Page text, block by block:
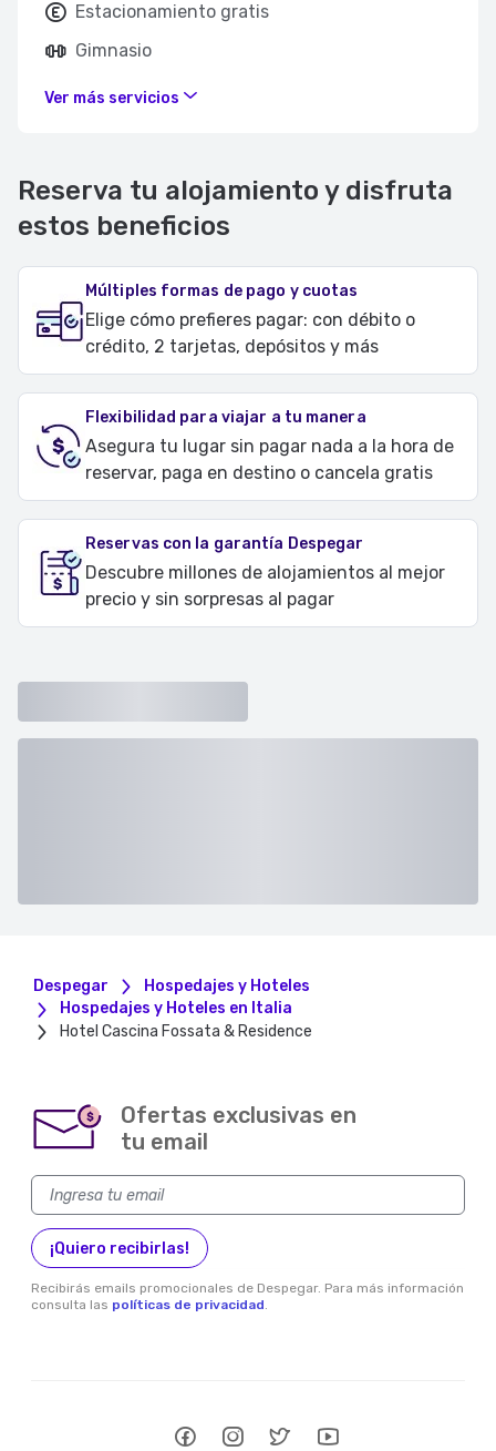
Estacionamiento gratis
Gimnasio
Ver más servicios
Reserva tu alojamiento y disfruta
estos beneficios
Múltiples formas de pago y cuotas
Elige cómo prefieres pagar: con débito o
crédito, 2 tarjetas, depósitos y más
Flexibilidad para viajar a tu manera
Asegura tu lugar sin pagar nada a la hora de
reservar, paga en destino o cancela gratis
Reservas con la garantía Despegar
Descubre millones de alojamientos al mejor
precio y sin sorpresas al pagar
Despegar
Hospedajes y Hoteles
Hospedajes y Hoteles en Italia
Hotel Cascina Fossata & Residence
$
Ofertas exclusivas en
tu email
¡Quiero recibirlas!
Recibirás emails promocionales de Despegar. Para más información
consulta las políticas de privacidad.